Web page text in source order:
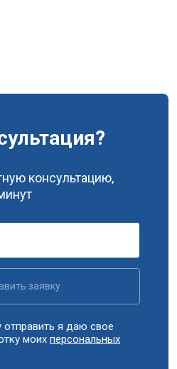
консультацию,
заявку
я даю свое
моихперсональных